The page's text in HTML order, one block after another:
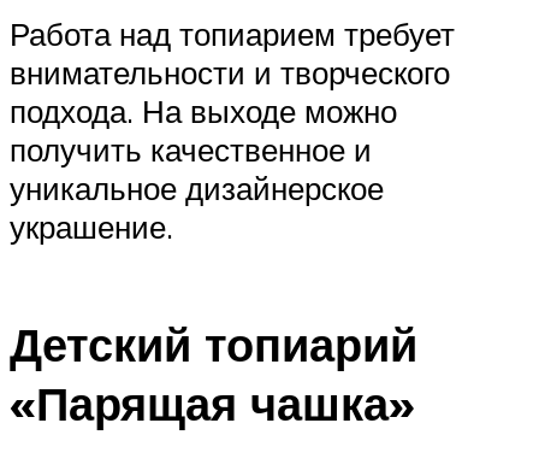
Работа над топиарием требует
внимательности и творческого
подхода. На выходе можно
получить качественное и
уникальное дизайнерское
украшение.
Детский топиарий
«Парящая чашка»